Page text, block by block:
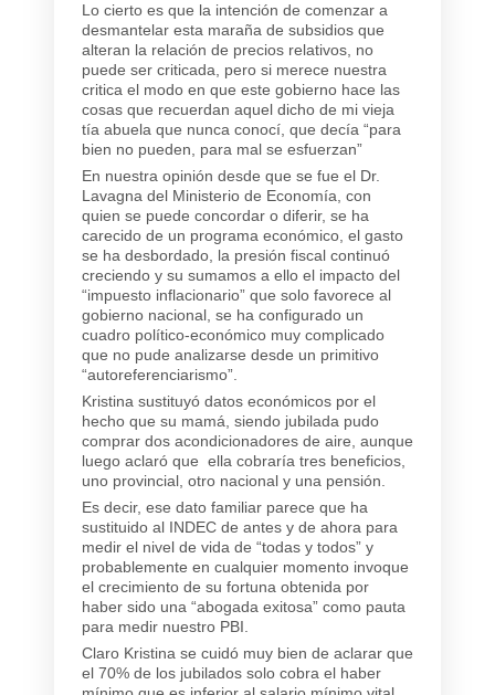
Lo cierto es que la intención de comenzar a
desmantelar esta maraña de subsidios que
alteran la relación de precios relativos, no
puede ser criticada, pero si merece nuestra
critica el modo en que este gobierno hace las
cosas que recuerdan aquel dicho de mi vieja
tía abuela que nunca conocí, que decía “para
bien no pueden, para mal se esfuerzan”
En nuestra opinión desde que se fue el Dr.
Lavagna del Ministerio de Economía, con
quien se puede concordar o diferir, se ha
carecido de un programa económico, el gasto
se ha desbordado, la presión fiscal continuó
creciendo y su sumamos a ello el impacto del
“impuesto inflacionario” que solo favorece al
gobierno nacional, se ha configurado un
cuadro político-económico muy complicado
que no pude analizarse desde un primitivo
“autoreferenciarismo”.
Kristina sustituyó datos económicos por el
hecho que su mamá, siendo jubilada pudo
comprar dos acondicionadores de aire, aunque
luego aclaró que ella cobraría tres beneficios,
uno provincial, otro nacional y una pensión.
Es decir, ese dato familiar parece que ha
sustituido al INDEC de antes y de ahora para
medir el nivel de vida de “todas y todos” y
probablemente en cualquier momento invoque
el crecimiento de su fortuna obtenida por
haber sido una “abogada exitosa” como pauta
para medir nuestro PBI.
Claro Kristina se cuidó muy bien de aclarar que
el 70% de los jubilados solo cobra el haber